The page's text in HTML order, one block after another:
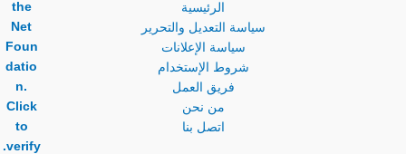
الرئيسية
سياسة التعديل والتحرير
سياسة الإعلانات
شروط الإستخدام
فريق العمل
من نحن
اتصل بنا